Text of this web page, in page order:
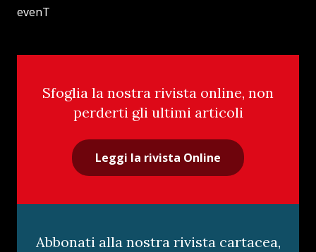
evenT
Sfoglia la nostra rivista online, non
perderti gli ultimi articoli
Leggi la rivista Online
Abbonati alla nostra rivista cartacea,